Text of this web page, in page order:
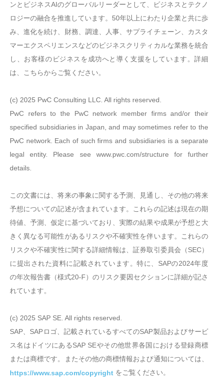
ンとビジネスAIのグローバルリーダーとして、ビジネスとテクノ
ロジーの融合を推進しています。50年以上にわたり企業と共に歩
み、進化を続け、財務、調達、人事、サプライチェーン、カスタ
マーエクスペリエンスなどのビジネスクリティカルな業務を統合
し、お客様のビジネスを成功へと導く支援をしています。詳細
は、こちらからご覧ください。
(c) 2025 PwC Consulting LLC. All rights reserved.
PwC refers to the PwC network member firms and/or their
specified subsidiaries in Japan, and may sometimes refer to the
PwC network. Each of such firms and subsidiaries is a separate
legal entity. Please see www.pwc.com/structure for further
details.
この文書には、将来の事象に関する予測、見通し、その他の将来
予想についての記述が含まれています。これらの記述は現在の期
待値、予測、仮定に基づいており、実際の結果や成果が予想と大
きく異なる可能性があるリスクや不確実性を伴います。これらの
リスクや不確実性に関する詳細情報は、証券取引委員会（SEC）
に提出された資料に記載されています。特に、SAPの2024年度
の年次報告書（様式20-F）のリスク要因セクションに詳細が記さ
れています。
(c) 2025 SAP SE. All rights reserved.
SAP、SAPロゴ、記載されているすべてのSAP製品およびサービ
ス名はドイツにあるSAP SEやその他世界各国における登録商標
または商標です。またその他の商標情報および通知については、
https://www.sap.com/copyright をご覧ください。